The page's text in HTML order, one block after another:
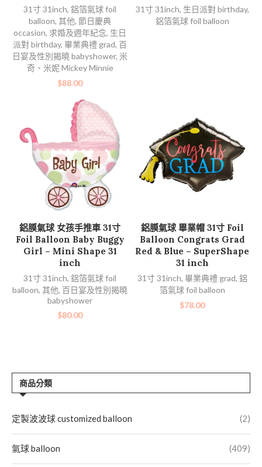
31寸 31inch, 鋁箔氣球 foil
balloon, 其他, 節日慶典
occasion, 求婚及週年紀念, 生日
派對 birthday, 畢業典禮 grad, 百
日宴及性別揭曉 babyshower, 米
奇、米妮 Mickey Minnie
$88.00
31寸 31inch, 生日派對 birthday,
鋁箔氣球 foil balloon
加入購物車
鋁膜氣球 女孩手推車 31寸
Foil Balloon Baby Buggy
Girl – Mini Shape 31
inch
31寸 31inch, 鋁箔氣球 foil
balloon, 其他, 百日宴及性別揭曉
babyshower
$80.00
加入購物車
鋁膜氣球 畢業帽 31寸 Foil
Balloon Congrats Grad
Red & Blue – SuperShape
31 inch
31寸 31inch, 畢業典禮 grad, 鋁
箔氣球 foil balloon
$78.00
商品分類
定製波波球 customized balloon (2)
氣球 balloon (409)